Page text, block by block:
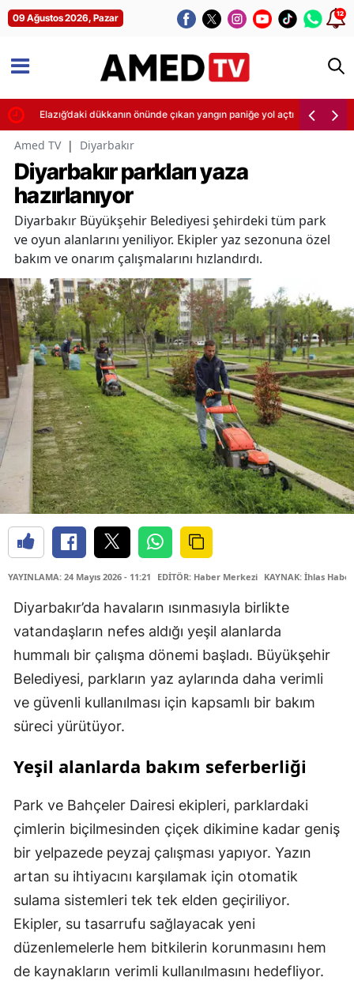
09 Ağustos 2026, Pazar 12
Elazığ’daki dükkanın önünde çıkan yangın paniğe yol açtı
Amed TV | Diyarbakır
Diyarbakır parkları yaza
hazırlanıyor
Diyarbakır Büyükşehir Belediyesi şehirdeki tüm park
ve oyun alanlarını yeniliyor. Ekipler yaz sezonuna özel
bakım ve onarım çalışmalarını hızlandırdı.
YAYINLAMA: 24 Mayıs 2026 - 11:21 EDİTÖR: Haber Merkezi KAYNAK: İhlas
Diyarbakır’da havaların ısınmasıyla birlikte
vatandaşların nefes aldığı yeşil alanlarda
hummalı bir çalışma dönemi başladı. Büyükşehir
Belediyesi, parkların yaz aylarında daha verimli
ve güvenli kullanılması için kapsamlı bir bakım
süreci yürütüyor.
Yeşil alanlarda bakım seferberliği
Park ve Bahçeler Dairesi ekipleri, parklardaki
çimlerin biçilmesinden çiçek dikimine kadar geniş
bir yelpazede peyzaj çalışması yapıyor. Yazın
artan su ihtiyacını karşılamak için otomatik
sulama sistemleri tek tek elden geçiriliyor.
Ekipler, su tasarrufu sağlayacak yeni
düzenlemelerle hem bitkilerin korunmasını hem
de kaynakların verimli kullanılmasını hedefliyor.